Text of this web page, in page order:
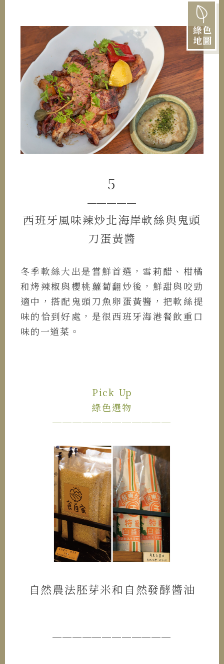
綠色
地圖
5
─────
西班牙風味辣炒北海岸軟絲與鬼頭
刀蛋黃醬
冬季軟絲大出是嘗鮮首選，雪莉醋、柑橘
和烤辣椒與櫻桃蘿蔔翻炒後，鮮甜與咬勁
適中，搭配鬼頭刀魚卵蛋黃醬，把軟絲提
味的恰到好處，是很西班牙海港餐飲重口
味的一道菜。
Pick Up
綠色選物
────────────
自然農法胚芽米和自然發酵醬油
────────────